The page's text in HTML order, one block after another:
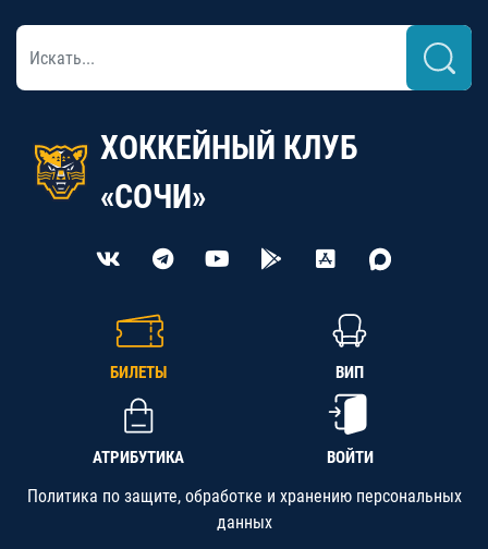
ХОККЕЙНЫЙ КЛУБ
«СОЧИ»
БИЛЕТЫ ВИП
АТРИБУТИКА ВОЙТИ
Политика по защите, обработке и хранению персональных
данных